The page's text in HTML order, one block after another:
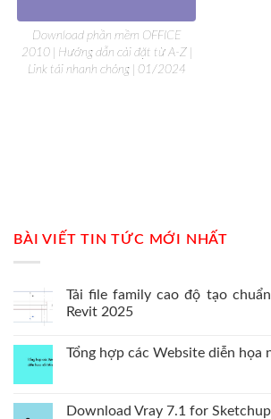
Download phần mềm OFFICE
2010 | Hướng dẫn cài đặt từ A-Z |
Link tải nhanh chóng | 01/2024
BÀI VIẾT TIN TỨC MỚI NHẤT
Tải file family cao độ tạo
Revit 2025
Tổng hợp các Website diễn họa
Download Vray 7.1 for